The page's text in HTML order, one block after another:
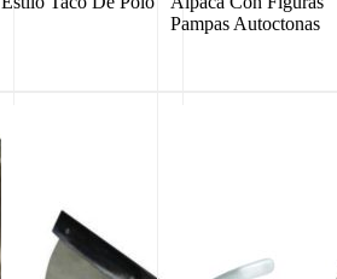
Pampas Autoctonas